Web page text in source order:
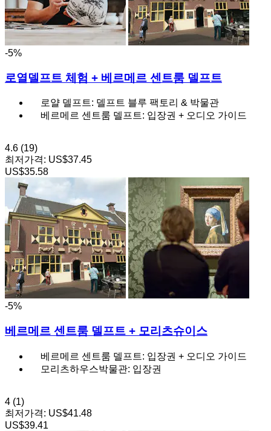
-5%
로열델프트 체험 + 베르메르 센트룸 델프트
로얄 델프트: 델프트 블루 팩토리 & 박물관
베르메르 센트룸 델프트: 입장권 + 오디오 가이드
4.6 (19)
최저가격: US$37.45
US$35.58
-5%
베르메르 센트룸 델프트 + 모리츠슈이스
베르메르 센트룸 델프트: 입장권 + 오디오 가이드
모리츠하우스박물관: 입장권
4 (1)
최저가격: US$41.48
US$39.41